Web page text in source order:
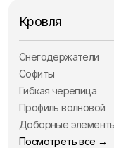
Кровля
Снегодержатели
Софиты
Гибкая черепица
Профиль волновой
Доборные
Посмотреть все →